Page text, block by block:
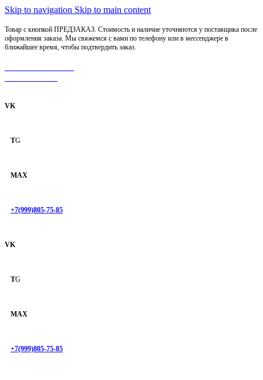
Skip to navigation Skip to main content
Товар с кнопкой ПРЕДЗАКАЗ. Стоимость и наличие уточняются у поставщика после
оформления заказа. Мы свяжемся с вами по телефону или в мессенджере в
ближайшее время, чтобы подтвердить заказ.
VK
TG
MAX
+7(999)805-75-85
VK
TG
MAX
+7(999)805-75-85